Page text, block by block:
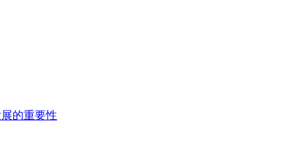
的重要性